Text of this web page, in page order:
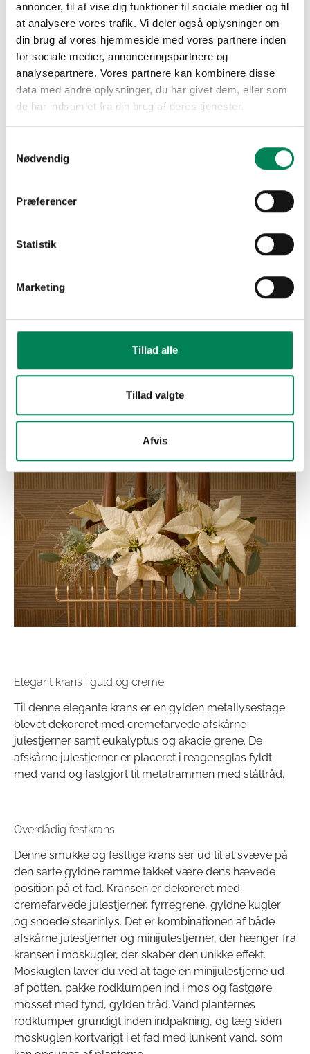
annoncer, til at vise dig funktioner til sociale medier og til
at analysere vores trafik. Vi deler også oplysninger om
din brug af vores hjemmeside med vores partnere inden
for sociale medier, annonceringspartnere og
analysepartnere. Vores partnere kan kombinere disse
data med andre oplysninger, du har givet dem, eller som
de har indsamlet fra din brug af deres tjenester.
Nødvendig
Præferencer
Statistik
Marketing
Tillad alle
Tillad valgte
Afvis
Elegant krans i guld og creme
Til denne elegante krans er en gylden metallysestage
blevet dekoreret med cremefarvede afskårne
julestjerner samt eukalyptus og akacie grene. De
afskårne julestjerner er placeret i reagensglas fyldt
med vand og fastgjort til metalrammen med ståltråd.
Overdådig festkrans
Denne smukke og festlige krans ser ud til at svæve på
den sarte gyldne ramme takket være dens hævede
position på et fad. Kransen er dekoreret med
cremefarvede julestjerner, fyrregrene, gyldne kugler
og snoede stearinlys. Det er kombinationen af både
afskårne julestjerner og minijulestjerner, der hænger fra
kransen i moskugler, der skaber den unikke effekt.
Moskuglen laver du ved at tage en minijulestjerne ud
af potten, pakke rodklumpen ind i mos og fastgøre
mosset med tynd, gylden tråd. Vand planternes
rodklumper grundigt inden indpakning, og læg siden
moskuglen kortvarigt i et fad med lunkent vand, som